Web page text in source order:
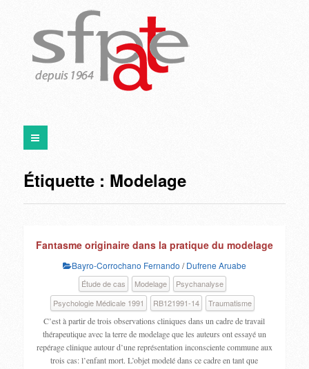
Étiquette : Modelage
Fantasme originaire dans la pratique du modelage
Bayro-Corrochano Fernando /Dufrene Aruabe
Étude de cas Modelage
Psychanalyse
Psychologie Médicale 1991
RB121991-14
Traumatisme
C’est à partir de trois observations cliniques dans un cadre de travail
thérapeutique avec la terre de modelage que les auteurs ont essayé un
repérage clinique autour d’une représentation inconsciente commune aux
trois cas: l’enfant mort. L’objet modelé dans ce cadre en tant que